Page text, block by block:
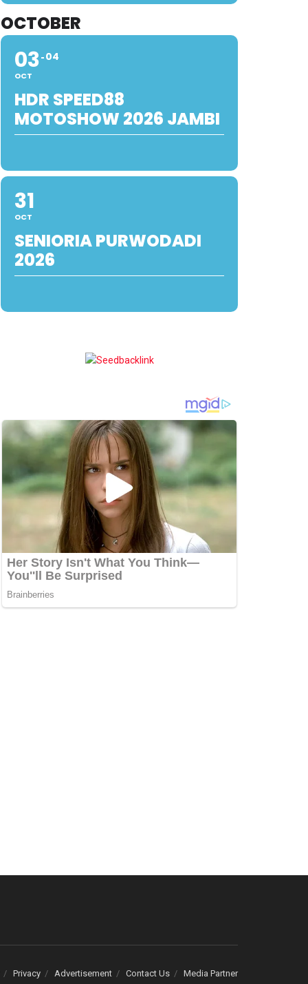
OCTOBER
03
OCT
04
HDR SPEED88
MOTOSHOW 2026 JAMBI
31
OCT
SENIORIA PURWODADI
2026
Privacy Advertisement Contact Us Media Partner